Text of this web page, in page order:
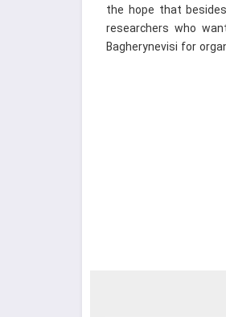
the hope that
researchers who
Bagherynevisi for